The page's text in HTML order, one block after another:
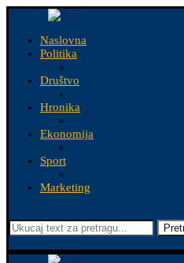
Naslovna
Politika
Društvo
Hronika
Ekonomija
Sport
Marketing